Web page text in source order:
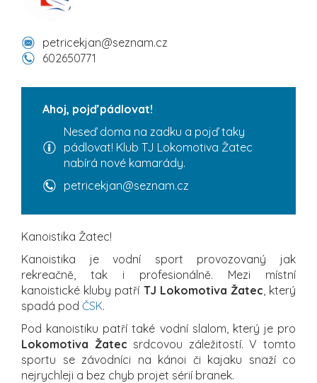
petricekjan@seznam.cz
602650771
Ahoj, pojď pádlovat!
Neseď doma na zadku a pojď taky
pádlovat! Klub TJ Lokomotiva Žatec
nabírá nové kamarády.
petricekjan@seznam.cz
Kanoistika Žatec!
Kanoistika je vodní sport provozovaný jak
rekreačně, tak i profesionálně. Mezi místní
kanoistické kluby patří TJ Lokomotiva Žatec , který
spadá pod ČSK.
Pod kanoistiku patří také vodní slalom, který je pro
Lokomotiva Žatec srdcovou záležitostí. V tomto
sportu se závodníci na kánoi či kajaku snaží co
nejrychleji a bez chyb projet sérií branek.